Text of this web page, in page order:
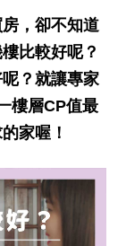
，卻不知道
比較好呢？
？就讓專家
樓層CP值最
家喔！